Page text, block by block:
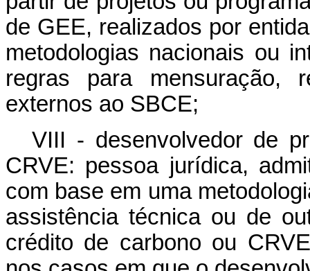
de GEE, realizados por
metodologias nacionais ou
regras para mensuração,
externos ao SBCE;
VIII - desenvolvedor de
CRVE: pessoa jurídica,
com base em uma
assistência técnica ou de
crédito de carbono ou